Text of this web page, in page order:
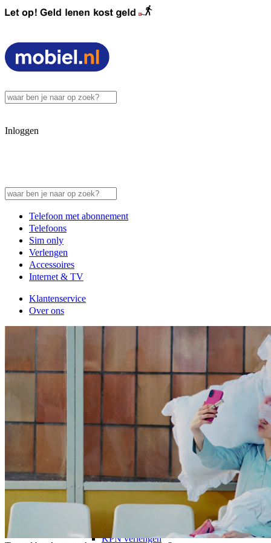
Inloggen
Telefoon met abonnement
Telefoons
Sim only
Verlengen
Accessoires
Internet & TV
Klantenservice
Over ons
Telefoon met abonnement
Alle abonnementen
Populair
Alle providers
Odido
Odido aanbiedingen
Vodafone
Vodafone
Vodafone aanbiedingen
Vodafone verlengen
KPN
KPN
KPN aanbiedingen
KPN verlengen